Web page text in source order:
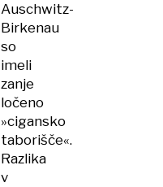
Auschwitz-
Birkenau
so
imeli
zanje
ločeno
»cigansko
taborišče«.
Razlika
v